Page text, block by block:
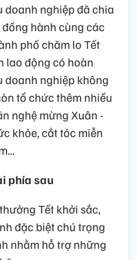
doanh nghiệp đã chia
hành cùng các
phố chăm lo Tết
lao động có hoàn
doanh nghiệp không
tổ chức thêm nhiều
nghệ mừng Xuân -
khỏe, cắt tóc miễn
phía sau
Tết khởi sắc,
đặc biệt chú trọng
nhằm hỗ trợ những